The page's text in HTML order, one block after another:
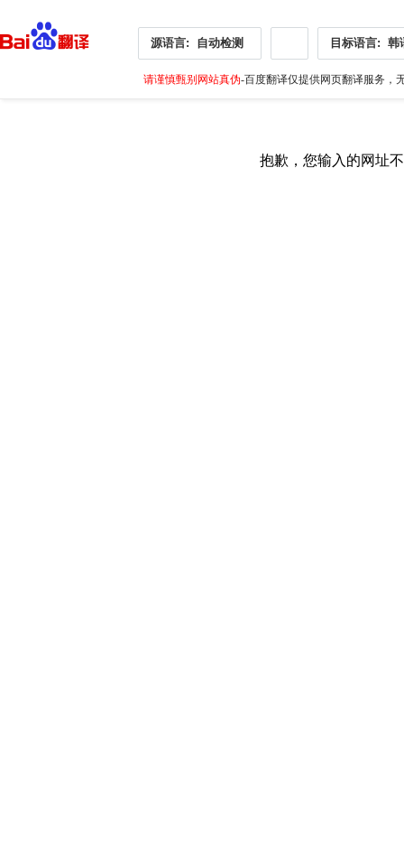
源语言: 自动检测 目标语言: 韩
请谨慎甄别网站真伪-百度翻译仅提供网页翻译服务，